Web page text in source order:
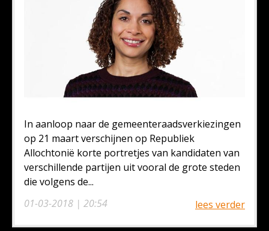
01-03-2018 | 20:54
In aanloop naar de gemeenteraadsverkiezingen
op 21 maart verschijnen op Republiek
Allochtonië korte portretjes van kandidaten van
verschillende partijen uit vooral de grote steden
die volgens de...
lees verder